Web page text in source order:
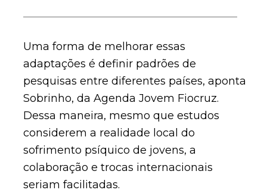
Uma forma de melhorar essas
adaptações é definir padrões de
pesquisas entre diferentes países, aponta
Sobrinho, da Agenda Jovem Fiocruz.
Dessa maneira, mesmo que estudos
considerem a realidade local do
sofrimento psíquico de jovens, a
colaboração e trocas internacionais
seriam facilitadas.